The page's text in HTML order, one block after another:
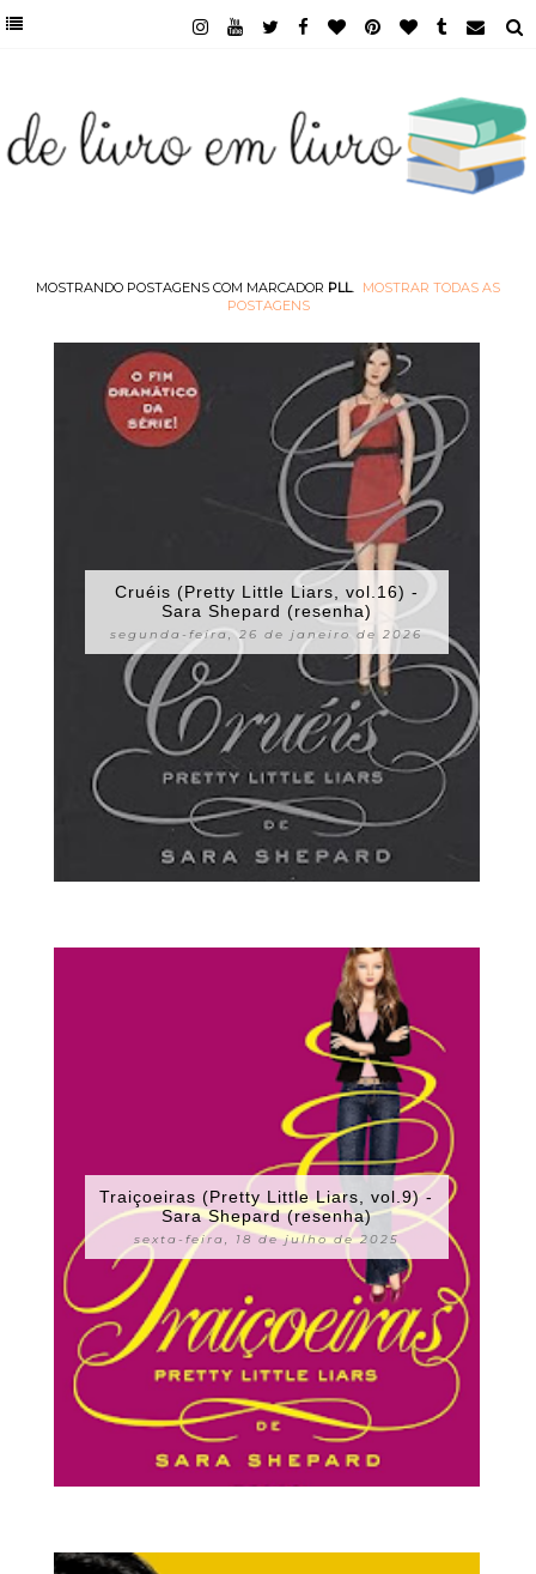
MOSTRANDO POSTAGENS COM MARCADOR PLL.
MOSTRAR TODAS AS
POSTAGENS
Cruéis (Pretty Little Liars, vol.16) -
Sara Shepard (resenha)
segunda-feira, 26 de janeiro de 2026
Traiçoeiras (Pretty Little Liars, vol.9) -
Sara Shepard (resenha)
sexta-feira, 18 de julho de 2025